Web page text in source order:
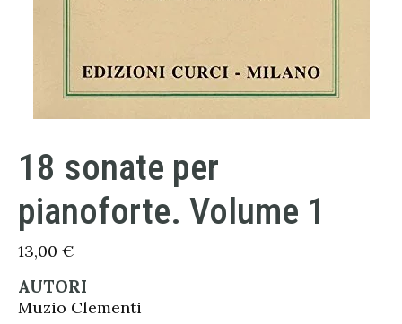
18 sonate per
pianoforte. Volume 1
13,00 €
AUTORI
Muzio Clementi